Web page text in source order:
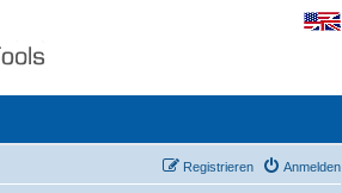
Anmelden
Registrieren